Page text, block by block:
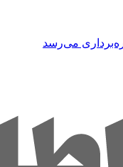
می‌رسد